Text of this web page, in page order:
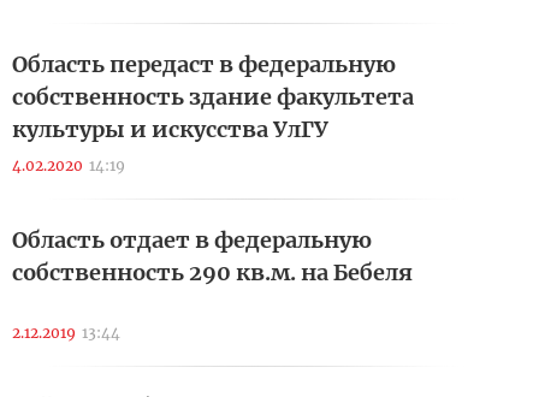
Область передаст в федеральную
собственность здание факультета
культуры и искусства УлГУ
4.02.2020 14:19
Область отдает в федеральную
собственность 290 кв.м. на Бебеля
2.12.2019 13:44